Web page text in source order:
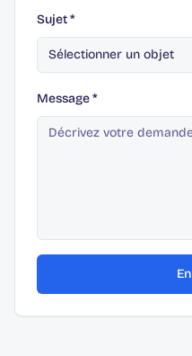
Sujet*
Sélectionner un objet
Message*